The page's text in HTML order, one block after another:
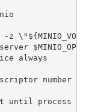
$MINIO_OPTS
always
number
until process is